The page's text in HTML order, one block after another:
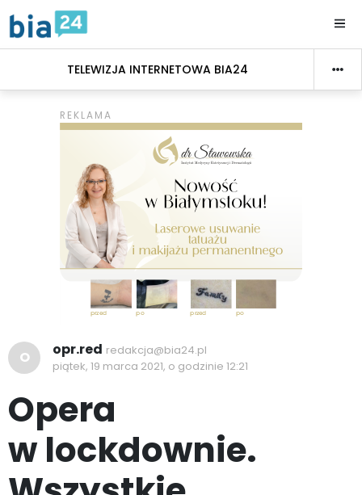
TELEWIZJA INTERNETOWA BIA24
O opr.red redakcja@bia24.pl
piątek, 19 marca 2021, o godzinie 12:21
Opera
w lockdownie.